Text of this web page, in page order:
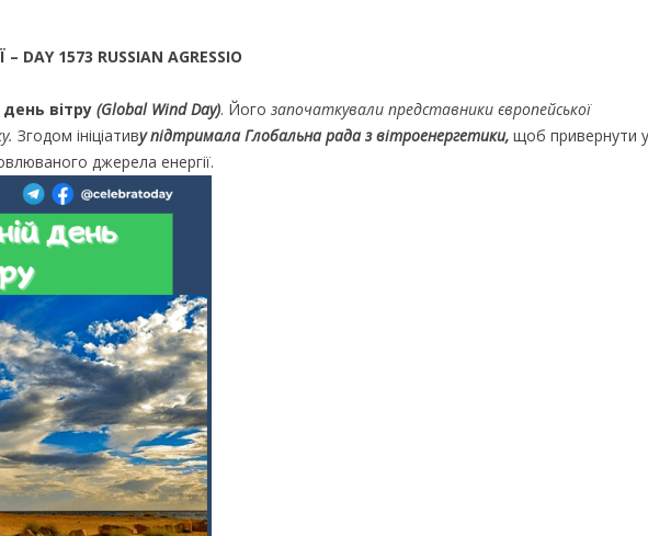
1573 RUSSIAN AGRESSIO
день вітру (Global Wind Day). Його започаткували представники європейської
Згодом ініціативу підтримала Глобальна рада з вітроенергетики, щоб привернути
джерела енергії.